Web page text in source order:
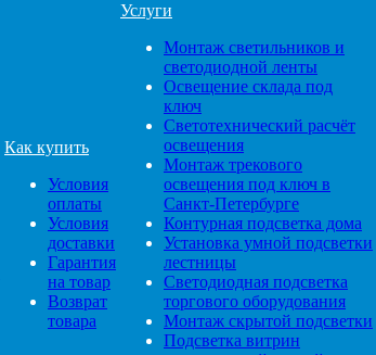
Как купить
Условия
оплаты
Условия
доставки
Гарантия
на товар
Возврат
товара
Услуги
Монтаж светильников и
светодиодной ленты
Освещение склада под
ключ
Светотехнический расчёт
освещения
Монтаж трекового
освещения под ключ в
Санкт-Петербурге
Контурная подсветка дома
Установка умной подсветки
лестницы
Светодиодная подсветка
торгового оборудования
Монтаж скрытой подсветки
Подсветка витрин